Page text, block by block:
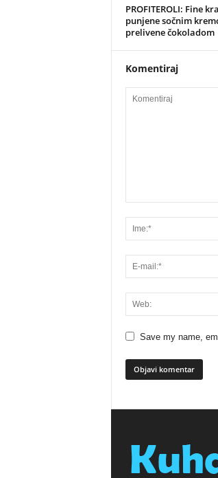
PROFITEROLI: Fine
punjene sočnim
prelivene čokoladom
Komentiraj
Save my name,